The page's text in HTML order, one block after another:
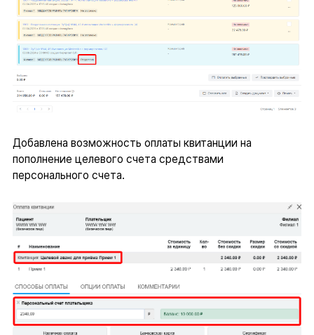
Добавлена возможность оплаты квитанции на
пополнение целевого счета средствами
персонального счета.